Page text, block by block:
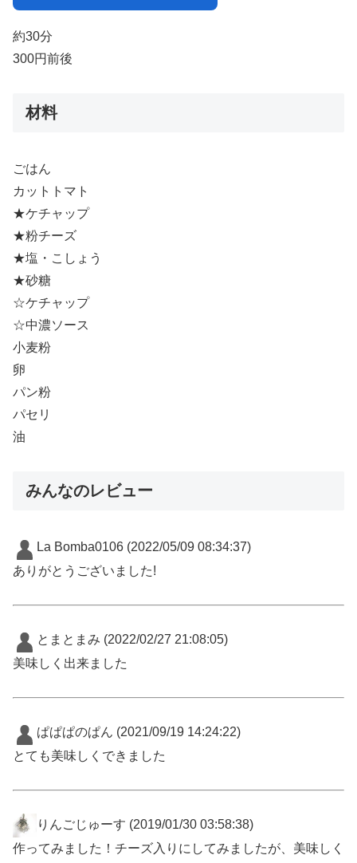
約30分
300円前後
材料
ごはん
カットトマト
★ケチャップ
★粉チーズ
★塩・こしょう
★砂糖
☆ケチャップ
☆中濃ソース
小麦粉
卵
パン粉
パセリ
油
みんなのレビュー
La Bomba0106 (2022/05/09 08:34:37)
ありがとうございました!
とまとまみ (2022/02/27 21:08:05)
美味しく出来ました
ぱぱぱのぱん (2021/09/19 14:24:22)
とても美味しくできました
りんごじゅーす (2019/01/30 03:58:38)
作ってみました！チーズ入りにしてみましたが、美味しく